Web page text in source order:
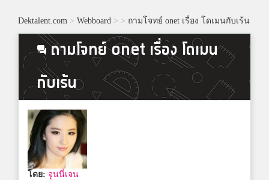
Dektalent.com > Webboard > > ถามโจทย์ onet เรื่อง โดเมนกับเร้น
ถามโจทย์ onet เรื่อง โดเมน
กับเร้น
โดย: จูนนี่เจน